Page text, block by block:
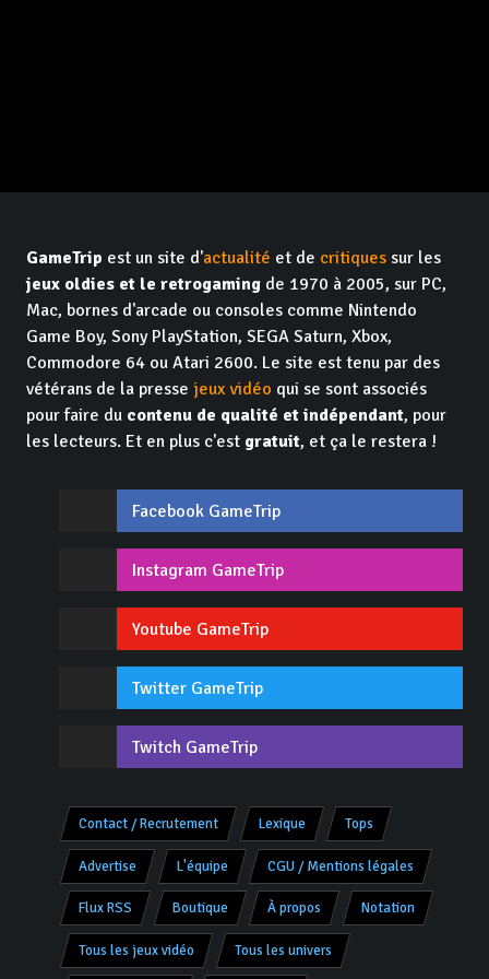
GameTrip est un site d'actualité et de critiques sur les
jeux oldies et le retrogaming de 1970 à 2005, sur PC,
Mac, bornes d'arcade ou consoles comme Nintendo
Game Boy, Sony PlayStation, SEGA Saturn, Xbox,
Commodore 64 ou Atari 2600. Le site est tenu par des
vétérans de la presse jeux vidéo qui se sont associés
pour faire du contenu de qualité et indépendant, pour
les lecteurs. Et en plus c'est gratuit, et ça le restera !
Facebook GameTrip
Instagram GameTrip
Youtube GameTrip
Twitter GameTrip
Twitch GameTrip
Contact / Recrutement Lexique Tops
Advertise L'équipe CGU / Mentions légales
Flux RSS Boutique À propos Notation
Tous les jeux vidéo Tous les univers